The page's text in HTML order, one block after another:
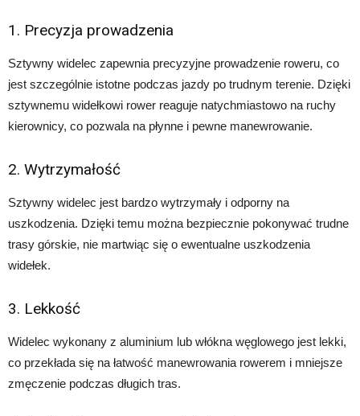
1. Precyzja prowadzenia
Sztywny widelec zapewnia precyzyjne prowadzenie roweru, co
jest szczególnie istotne podczas jazdy po trudnym terenie. Dzięki
sztywnemu widełkowi rower reaguje natychmiastowo na ruchy
kierownicy, co pozwala na płynne i pewne manewrowanie.
2. Wytrzymałość
Sztywny widelec jest bardzo wytrzymały i odporny na
uszkodzenia. Dzięki temu można bezpiecznie pokonywać trudne
trasy górskie, nie martwiąc się o ewentualne uszkodzenia
widełek.
3. Lekkość
Widelec wykonany z aluminium lub włókna węglowego jest lekki,
co przekłada się na łatwość manewrowania rowerem i mniejsze
zmęczenie podczas długich tras.